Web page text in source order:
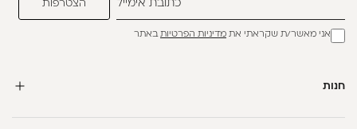
אני מאשר/ת שקראתי את מדיניות הפרטיותבאתר
חנות